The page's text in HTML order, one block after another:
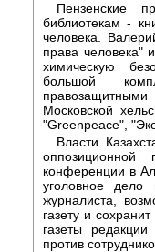
Пензенские
библиотекам -
человека.
права человека"
химическую
большой
Московской
"Greenpeace",
Власти
конференции в
уголовное
журналиста,
газету и
газеты
против